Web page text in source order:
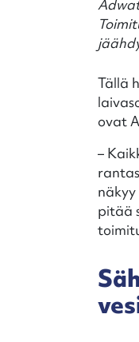
Tällä
ovat
–
pitää